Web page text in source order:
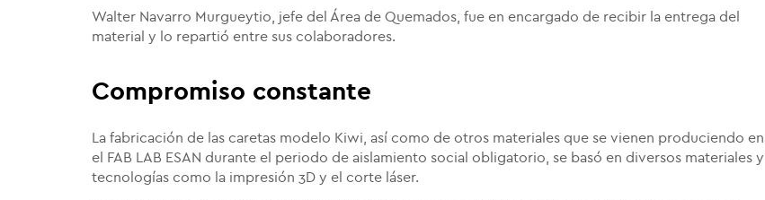
Walter Navarro Murgueytio, jefe del Área de Quemados, fue en encargado de recibir la entrega del
material y lo repartió entre sus colaboradores.
Compromiso constante
La fabricación de las caretas modelo Kiwi, así como de otros materiales que se vienen produciendo en
el FAB LAB ESAN durante el periodo de aislamiento social obligatorio, se basó en diversos materiales y
tecnologías como la impresión 3D y el corte láser.